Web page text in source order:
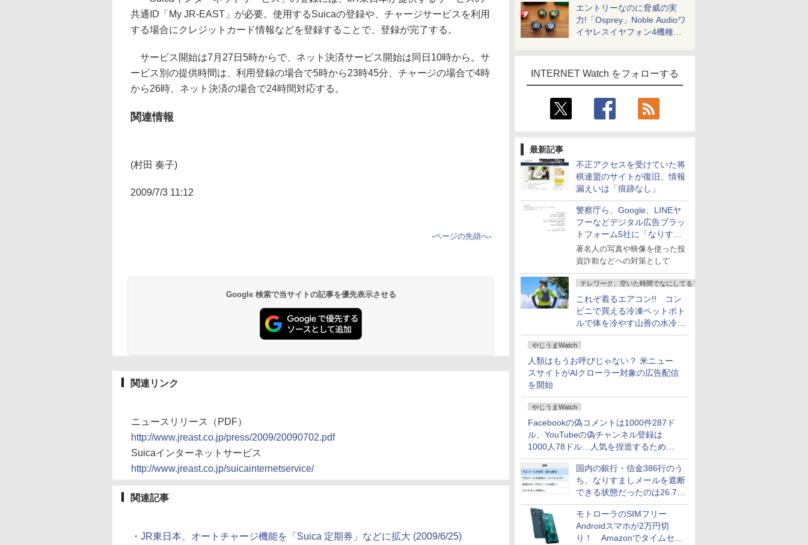
エントリーなのに脅威の実
力!「Osprey」Noble Audioワ
イヤレスイヤフォン4機種を
INTERNET Watch をフォローする
最新記事
不正アクセスを受けていた将
棋連盟のサイトが復旧、情報
漏えいは「痕跡なし」
警察庁ら、Google、LINEヤ
フーなどデジタル広告プラッ
トフォーム5社に「なりすま
し詐欺広告」対策強化を要請
著名人の写真や映像を使った投
資詐欺などへの対策として
テレワーク、空いた時間でなにしてる？
これぞ着るエアコン!! コン
ビニで買える冷凍ペットボト
ルで体を冷やす山善の水冷ベ
ストがロードバイクにちょう
どいい【ぼっち・ざ・ろー
ど！その14】
やじうまWatch
人類はもうお呼びじゃない？ 米ニュー
スサイトがAIクローラー対象の広告配信
を開始
やじうまWatch
Facebookの偽コメントは1000件287ド
ル、YouTubeの偽チャンネル登録は
1000人78ドル…人気を捏造するための
価格リストが公開中
国内の銀行・信金386行のう
ち、なりすましメールを遮断
できる状態だったのは26.7％
にとどまる～GMOブランド
セキュリティ調査
モトローラのSIMフリー
Androidスマホが2万円切
り！ Amazonでタイムセー
共通ID「My JR-EAST」が必要。使用するSuicaの登録や、チャージサービスを利用
する場合にクレジットカード情報などを登録することで、登録が完了する。
サービス開始は7月27日5時からで、ネット決済サービス開始は同日10時から。サ
ービス別の提供時間は、利用登録の場合で5時から23時45分、チャージの場合で4時
から26時、ネット決済の場合で24時間対応する。
関連情報
(村田 奏子)
2009/7/3 11:12
-ページの先頭へ-
Google 検索で当サイトの記事を優先表示させる
関連リンク
ニュースリリース（PDF）
http://www.jreast.co.jp/press/2009/20090702.pdf
Suicaインターネットサービス
http://www.jreast.co.jp/suicainternetservice/
関連記事
・ JR東日本、オートチャージ機能を「Suica 定期券」などに拡大 (2009/6/25)